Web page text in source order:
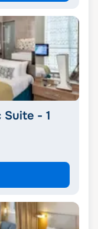
Suite - 1